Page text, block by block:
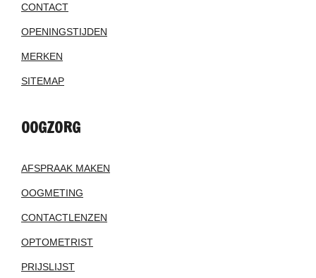
CONTACT
OPENINGSTIJDEN
MERKEN
SITEMAP
OOGZORG
AFSPRAAK MAKEN
OOGMETING
CONTACTLENZEN
OPTOMETRIST
PRIJSLIJST